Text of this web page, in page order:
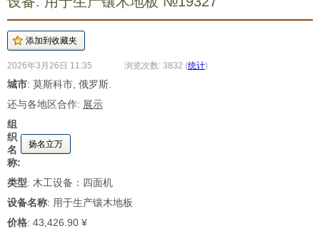
2026年3月26日 11:35 浏览次数: 3832 (统计)
城市: 莫斯科市, 俄罗斯.
还与各地区合作: 展示
组
织
名
称:
扬名立万
类型: 木工设备：四面机
设备名称: 用于生产镶木地板
价格: 43,426.90 ¥